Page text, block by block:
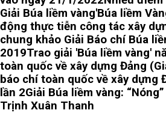
Giải Búa liềm vàng'Búa liềm
động thực tiễn công tác xây
chung khảo Giải Báo chí Búa
2019Trao giải 'Búa liềm vàng'
toàn quốc về xây dựng Đảng
báo chí toàn quốc về xây dựng
lần 2Giải Búa liềm vàng:
Trịnh Xuân Thanh